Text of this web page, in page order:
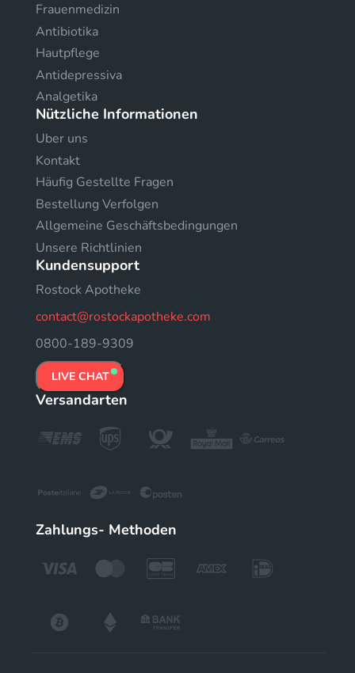
Frauenmedizin
Antibiotika
Hautpflege
Antidepressiva
Analgetika
Nützliche Informationen
Uber uns
Kontakt
Häufig Gestellte Fragen
Bestellung Verfolgen
Allgemeine Geschäftsbedingungen
Unsere Richtlinien
Kundensupport
Rostock Apotheke
contact@rostockapotheke.com
0800-189-9309
LIVE CHAT
Versandarten
Zahlungs- Methoden